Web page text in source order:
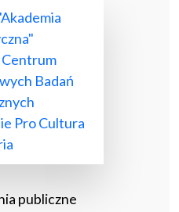
Centrum
Badań
Pro Cultura
publiczne